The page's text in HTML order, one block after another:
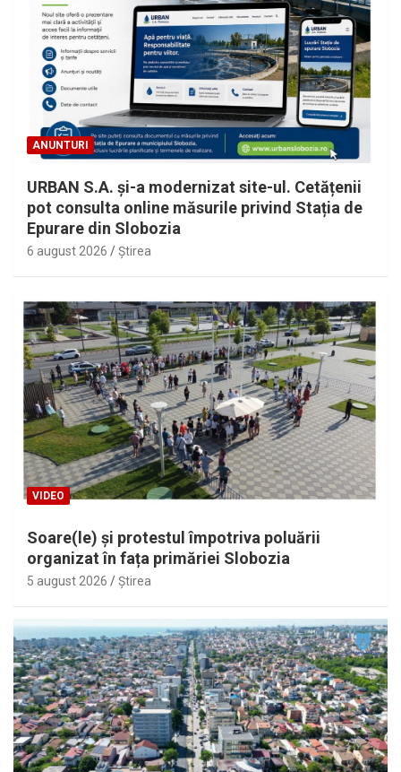
ANUNTURI
URBAN S.A. și-a modernizat site-ul. Cetățenii
pot consulta online măsurile privind Stația de
Epurare din Slobozia
6 august 2026 Ştirea
VIDEO
Soare(le) și protestul împotriva poluării
organizat în fața primăriei Slobozia
5 august 2026 Ştirea